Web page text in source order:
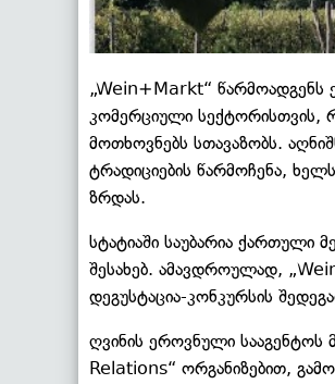
„Wein+Markt“ წარმოადგენს
კომერციული სექტორისთვის,
მოთხოვნებს სთავაზობს.
ტრადიციების წარმოჩენა,
ზრდას.
სტატიაში საუბარია ქართული
შესახებ. ამავდროულად,
დეგუსტაცია-კონკურსის
ღვინის ეროვნული სააგენტოს
Relations“ ორგანიზებით,